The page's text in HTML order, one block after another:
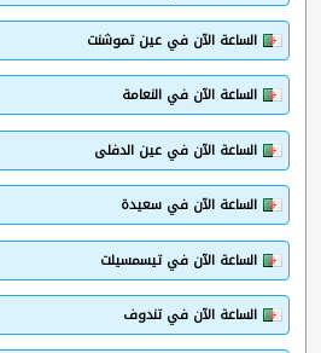
الساعة الآن في عين تموشنت
الساعة الآن في النعامة
الساعة الآن في عين الدفلى
الساعة الآن في سعيدة
الساعة الآن في تيسمسيلت
الساعة الآن في تندوف